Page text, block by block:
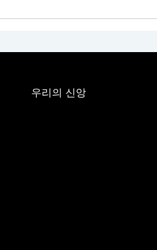
우리의 신앙